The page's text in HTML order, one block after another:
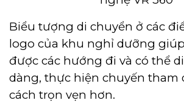
Biểu tượng di chuyển ở các
logo của khu nghỉ dưỡng
được các hướng đi và có thể
dàng, thực hiện chuyến tham
cách trọn vẹn hơn.